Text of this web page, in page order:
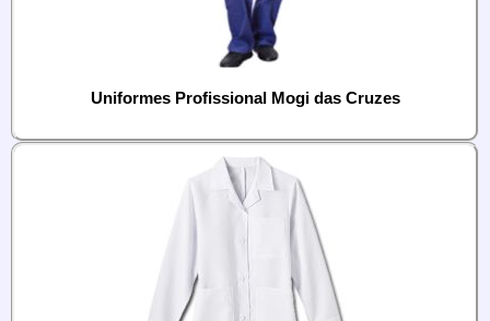
Uniformes Profissional Mogi das Cruzes